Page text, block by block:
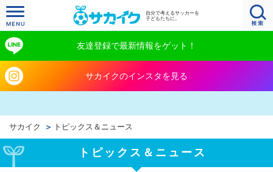
自分で考えるサッカーを
子どもたちに。
友達登録で最新情報をゲット！
サカイクのインスタを見る
サカイク トピックス＆ニュース
トピックス＆ニュース